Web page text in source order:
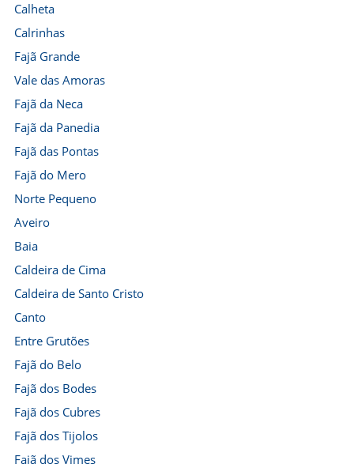
Calheta
Calrinhas
Fajã Grande
Vale das Amoras
Fajã da Neca
Fajã da Panedia
Fajã das Pontas
Fajã do Mero
Norte Pequeno
Aveiro
Baia
Caldeira de Cima
Caldeira de Santo Cristo
Canto
Entre Grutões
Fajã do Belo
Fajã dos Bodes
Fajã dos Cubres
Fajã dos Tijolos
Fajã dos Vimes